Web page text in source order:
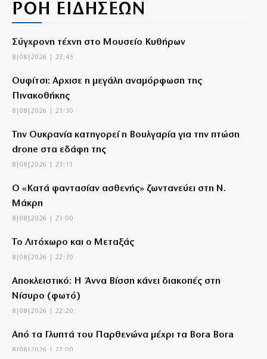
ΡΟΗ ΕΙΔΗΣΕΩΝ
Σύγχρονη τέχνη στο Μουσείο Κυθήρων
8|08|2026 | 23:45
Ουφίτσι: Αρχισε η μεγάλη αναμόρφωση της
Πινακοθήκης
8|08|2026 | 23:30
Την Ουκρανία κατηγορεί η Βουλγαρία για την πτώση
drone στα εδάφη της
8|08|2026 | 23:11
Ο «Κατά φαντασίαν ασθενής» ζωντανεύει στη Ν.
Μάκρη
8|08|2026 | 23:00
Το Λιτόχωρο και ο Μεταξάς
8|08|2026 | 22:30
Αποκλειστικό: Η Άννα Βίσση κάνει διακοπές στη
Νίσυρο (φωτό)
8|08|2026 | 22:20
Από τα Γλυπτά του Παρθενώνα μέχρι τα Bora Bora
8|08|2026 | 22:00